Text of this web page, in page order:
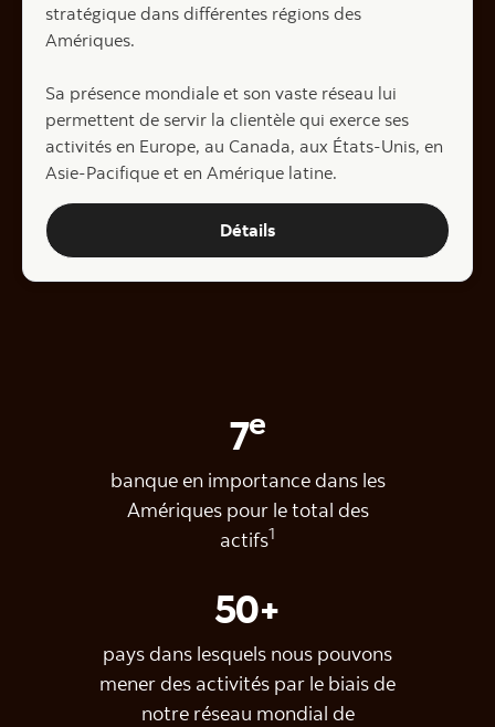
stratégique dans différentes régions des
Amériques.
Sa présence mondiale et son vaste réseau lui
permettent de servir la clientèle qui exerce ses
activités en Europe, au Canada, aux États-Unis, en
Asie-Pacifique et en Amérique latine.
DétailsRenseignez-vous sur la
7e
banque en importance dans les
Amériques pour le total des
actifs1
50+
pays dans lesquels nous pouvons
mener des activités par le biais de
notre réseau mondial de